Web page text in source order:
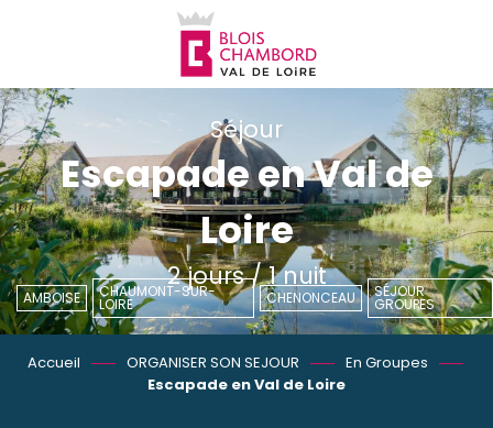
principal
Séjour
Escapade en Val de
Loire
2 jours / 1 nuit
AMBOISE CHAUMONT-SUR-
LOIRE CHENONCEAU SÉJOUR
GROUPES
Accueil ORGANISER SON SEJOUR
En Groupes
Escapade en Val de Loire